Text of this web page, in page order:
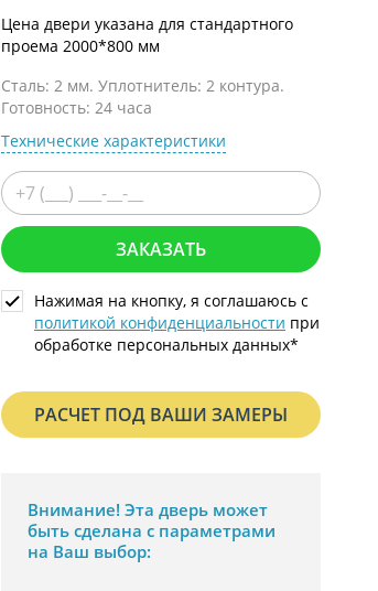
Цена двери указана для стандартного
проема 2000*800 мм
Сталь: 2 мм. Уплотнитель: 2 контура.
Готовность: 24 часа
Технические характеристики
ЗАКАЗАТЬ
Нажимая на кнопку, я соглашаюсь с
политикой конфиденциальности при
обработке персональных данных*
РАСЧЕТ ПОД ВАШИ ЗАМЕРЫ
Внимание! Эта дверь может
быть сделана с параметрами
на Ваш выбор: